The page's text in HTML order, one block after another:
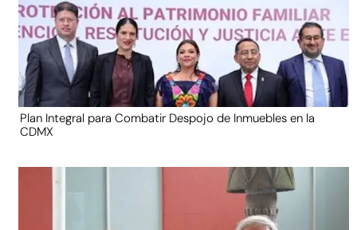
Plan Integral para Combatir Despojo de Inmuebles en la
CDMX